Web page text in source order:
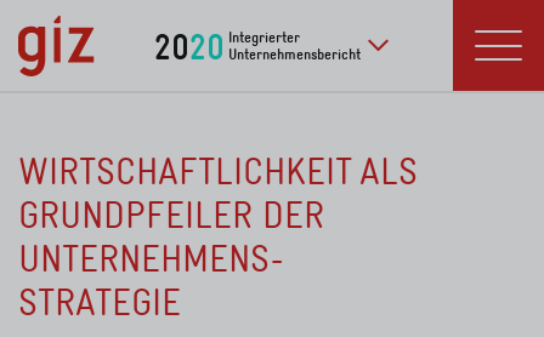
zum Inhalt springen
2020 Integrierter
Unternehmensbericht
Zu weiteren Menü
WIRTSCHAFTLICHKEIT ALS
GRUNDPFEILER DER
UNTERNEHMENS-
STRATEGIE